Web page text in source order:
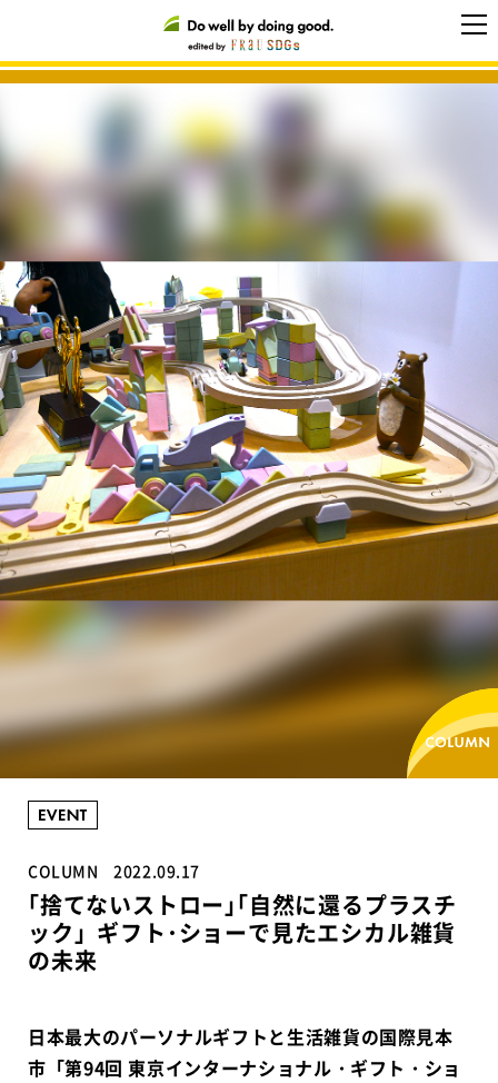
COLUMN 2022.09.17
｢捨てないストロー｣｢自然に還るプラスチ
ック」ギフト･ショーで見たエシカル雑貨
の未来
日本最大のパーソナルギフトと生活雑貨の国際見本
市「第94回 東京インターナショナル・ギフト・ショ